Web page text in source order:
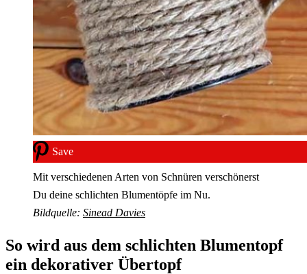
Save
Mit verschiedenen Arten von Schnüren verschönerst
Du deine schlichten Blumentöpfe im Nu.
Bildquelle: Sinead Davies
So wird aus dem schlichten Blumentopf
ein dekorativer Übertopf